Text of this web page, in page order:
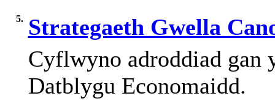
5.
Strategaeth Gwella
Cyflwyno adroddiad gan
Datblygu Economaidd.